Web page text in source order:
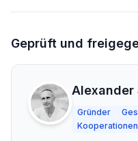
Geprüft und
Alexander
Gründer